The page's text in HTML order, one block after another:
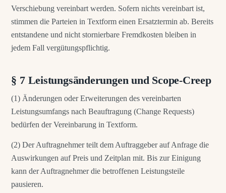
Verschiebung vereinbart werden. Sofern nichts vereinbart ist,
stimmen die Parteien in Textform einen Ersatztermin ab. Bereits
entstandene und nicht stornierbare Fremdkosten bleiben in
jedem Fall vergütungspflichtig.
§ 7 Leistungsänderungen und Scope-Creep
(1) Änderungen oder Erweiterungen des vereinbarten
Leistungsumfangs nach Beauftragung (Change Requests)
bedürfen der Vereinbarung in Textform.
(2) Der Auftragnehmer teilt dem Auftraggeber auf Anfrage die
Auswirkungen auf Preis und Zeitplan mit. Bis zur Einigung
kann der Auftragnehmer die betroffenen Leistungsteile
pausieren.